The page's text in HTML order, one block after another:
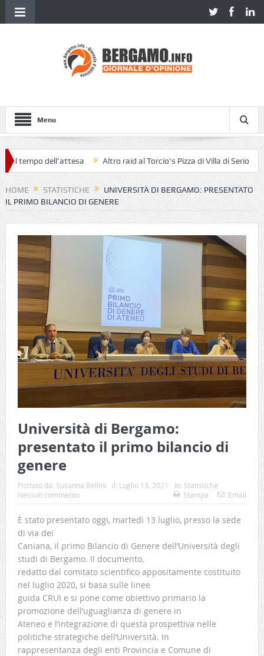
Menu
dell’attesa Altro raid al Torcio’s Pizza di Villa di Serio
HOME STATISTICHE
UNIVERSITÀ DI BERGAMO: PRESENTATO
IL PRIMO BILANCIO DI GENERE
Università di Bergamo:
presentato il primo bilancio di
genere
Postato da: Susanna Bellini il: Luglio 13, 2021 In: Statistiche
Nessun commento
Stampa Email
È stato presentato oggi, martedì 13 luglio, presso la sede
di via dei
Caniana, il primo Bilancio di Genere dell’Università degli
studi di Bergamo. Il documento,
redatto dal comitato scientifico appositamente costituito
nel luglio 2020, si basa sulle linee
guida CRUI e si pone come obiettivo primario la
promozione dell’uguaglianza di genere in
Ateneo e l’integrazione di questa prospettiva nelle
politiche strategiche dell’Università. In
rappresentanza degli enti Provincia e Comune di